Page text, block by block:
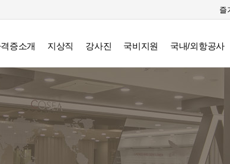
즐
증소개 지상직 강사진 국비지원 국내/외항공사